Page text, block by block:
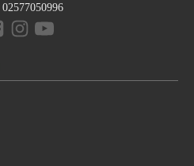
02577050996